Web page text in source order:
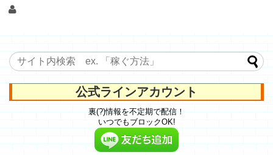
公式ラインアカウント
裏(?)情報を不定期で配信！
いつでもブロックOK!